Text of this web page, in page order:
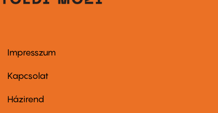
Footer
first
Impresszum
Kapcsolat
Footer
Házirend